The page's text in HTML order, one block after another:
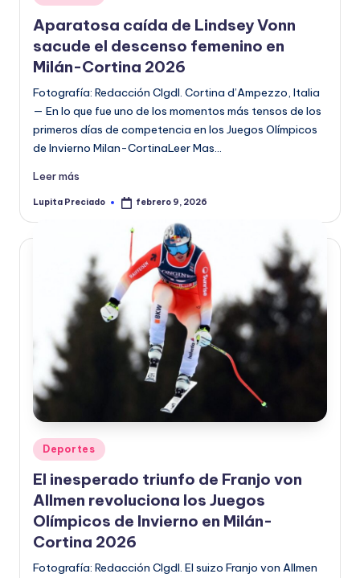
o
r
m
a
ti
v
a
en
Aparatosa caída de Lindsey Vonn
sacude el descenso femenino en
Milán-Cortina 2026
Fotografía: Redacción CIgdl. Cortina d’Ampezzo, Italia
— En lo que fue uno de los momentos más tensos de los
primeros días de competencia en los Juegos Olímpicos
de Invierno Milan-CortinaLeer Mas…
Leer más
Publicado
Lupita Preciado febrero 9, 2026
Publicado
en
Deportes
El inesperado triunfo de Franjo von
Allmen revoluciona los Juegos
Olímpicos de Invierno en Milán-
Cortina 2026
Fotografía: Redacción CIgdl. El suizo Franjo von Allmen